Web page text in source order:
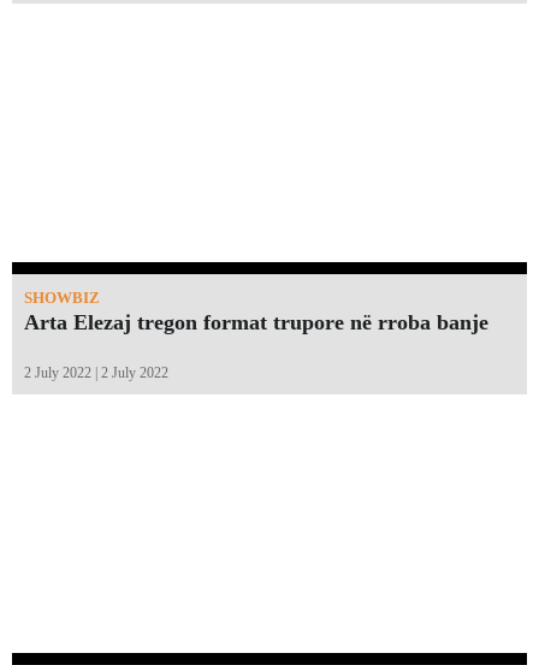
SHOWBIZ
Arta Elezaj tregon format trupore në rroba banje
2 July 2022 | 2 July 2022